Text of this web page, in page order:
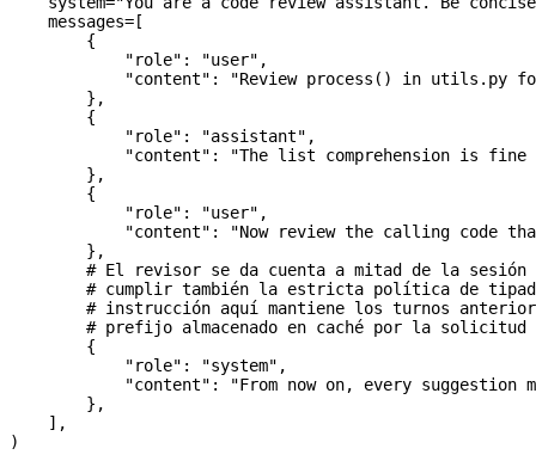
    messages
= [
        {
            "role"
: "user" ,
            "content"
:
"Review process() in utils.py
        },
        {
            "role"
: "assistant" ,
            "content"
:
"The list comprehension is
        },
        {
            "role"
: "user" ,
            "content"
:
"Now review the calling code
        },
# El revisor se da cuenta a mitad de la
# cumplir también la estricta política de
# instrucción aquí mantiene los turnos
# prefijo almacenado en caché por la
        {
            "role"
: "system" ,
            "content"
:
"From now on, every
        },
    ],
)